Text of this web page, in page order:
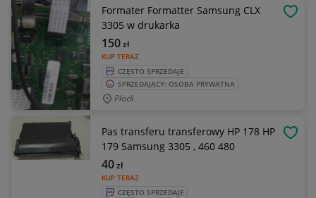
Formater Formatter Samsung CLX
3305 w drukarka
KUP TERAZ
150zł
CZĘSTO SPRZEDAJE
SPRZEDAJĄCY: OSOBA PRYWATNA
Płock
Pas transferu transferowy HP 178 HP
179 Samsung 3305 , 460 480
KUP TERAZ
40zł
CZĘSTO SPRZEDAJE